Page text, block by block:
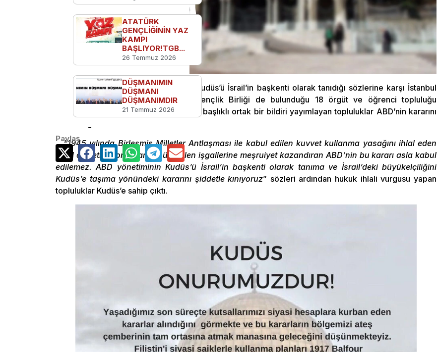
Amerika Başkanı Donald Trump’ın Kudüs’ü İsrail’in başkenti olarak tanıdığı sözlerine karşı İstanbul
Üniversitesinde, içersinde Türkiye Gençlik Birliği de bulunduğu 18 örgüt ve öğrenci topluluğu
harekete geçti. “Kudüs Onurumuzdur” başlıklı ortak bir bildiri yayımlayan topluluklar ABD’nin kararını
“1945 yılında Birleşmiş Milletler Antlaşması ile kabul edilen kuvvet kullanma yasağını ihlal eden
İsrail devletinin on yıllardır süregelen işgallerine meşruiyet kazandıran ABD’nin bu kararı asla kabul
edilemez. ABD yönetiminin Kudüs’ü İsrail’in başkenti olarak tanıma ve İsrail’deki büyükelçiliğini
Kudüs’e taşıma yönündeki kararını şiddetle kınıyoruz” sözleri ardından hukuk ihlali vurgusu yapan
topluluklar Kudüs’e sahip çıktı.
ATATÜRK
GENÇLİĞİNİN YAZ
KAMPI
BAŞLIYOR!TGB...
26 Temmuz 2026
DÜŞMANIMIN
DÜŞMANI
DÜŞMANIMDIR
21 Temmuz 2026
Paylaş